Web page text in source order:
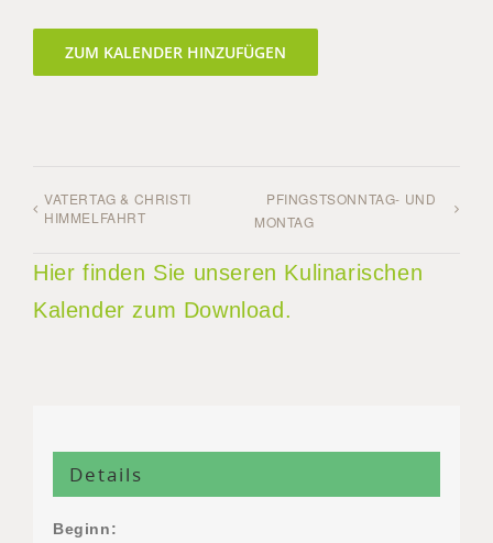
ZUM KALENDER HINZUFÜGEN
VATERTAG & CHRISTI
HIMMELFAHRT
PFINGSTSONNTAG- UND
MONTAG
Hier finden Sie unseren Kulinarischen
Kalender zum Download.
Details
Beginn: